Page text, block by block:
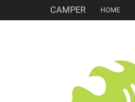
CAMPER HOME